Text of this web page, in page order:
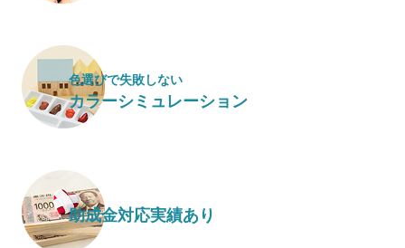
色選びで失敗しない
カラーシミュレーション
助成金対応実績あり